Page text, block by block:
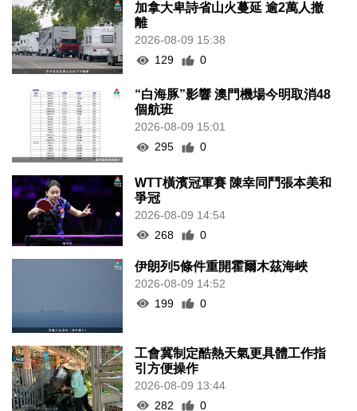
加拿大卑詩省山火蔓延 逾2萬人撤
離
2026-08-09 15:38
129
0
“白海豚”影響 澳門機場今明取消48
個航班
2026-08-09 15:01
295
0
WTT橫濱冠軍賽 陳幸同鬥張本美和
爭冠
2026-08-09 14:54
268
0
伊朗列5條件重開霍爾木茲海峽
2026-08-09 14:52
199
0
工會冀制定酷熱天氣更具體工作指
引方便操作
2026-08-09 13:44
282
0